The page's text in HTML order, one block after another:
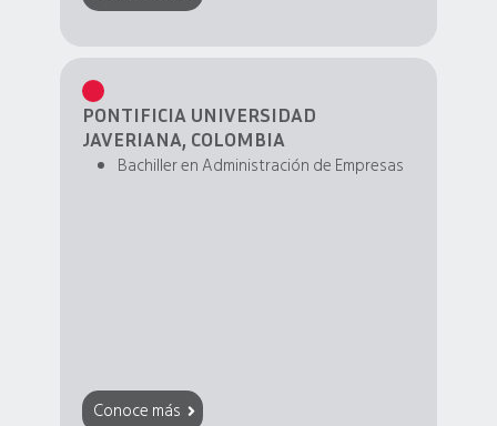
PONTIFICIA UNIVERSIDAD
JAVERIANA, COLOMBIA
Bachiller en Administración de Empresas
Conoce más